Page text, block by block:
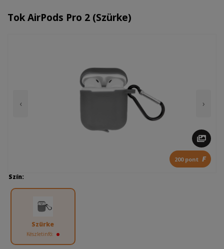
Tok AirPods Pro 2 (Szürke)
‹ ›
200 pont F
Szín:
Szürke
Készletinfó: